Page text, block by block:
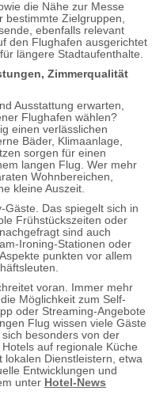
die Nähe zur Messe
bestimmte Zielgruppen,
ebenfalls relevant
den Flughafen ausgerichtet
längere Stadtaufenthalte.
Zimmerqualität
Ausstattung erwarten,
Flughafen wählen?
einen verlässlichen
Bäder, Klimaanlage,
sorgen für einen
langen Flug. Wer mehr
Wohnbereichen,
kleine Auszeit.
Das spiegelt sich in
Frühstückszeiten oder
sind auch
Ironing-Stationen oder
punkten vor allem
voran. Immer mehr
Möglichkeit zum Self-
oder Streaming-Angebote
Flug wissen viele Gäste
besonders von der
auf regionale Küche
Dienstleistern, etwa
Entwicklungen und
unter Hotel-News